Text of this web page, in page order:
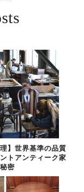
理】世界基準の品質
トアンティーク家
密